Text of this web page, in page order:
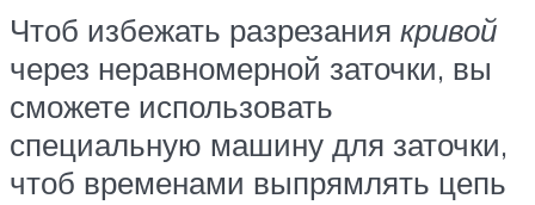
Чтоб избежать разрезания кривой
через неравномерной заточки, вы
сможете использовать
специальную машину для заточки,
чтоб временами выпрямлять цепь